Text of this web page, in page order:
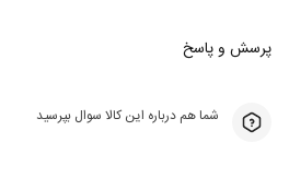
پرسش و پاسخ
شما هم درباره این کالا سوال بپرسید